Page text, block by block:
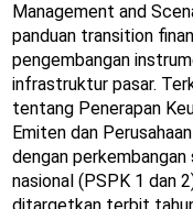
Management and
panduan transition
pengembangan
infrastruktur pasar.
tentang Penerapan
Emiten dan
dengan
nasional (PSPK 1 dan